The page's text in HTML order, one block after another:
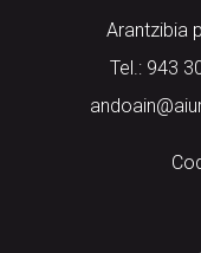
Arantzibia
Tel.: 943